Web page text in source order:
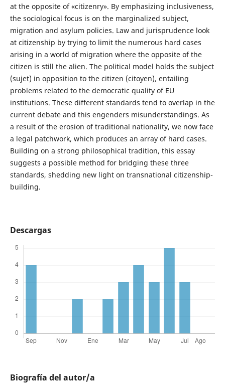
at the opposite of «citizenry». By emphasizing inclusiveness,
the sociological focus is on the marginalized subject,
migration and asylum policies. Law and jurisprudence look
at citizenship by trying to limit the numerous hard cases
arising in a world of migration where the opposite of the
citizen is still the alien. The political model holds the subject
(sujet) in opposition to the citizen (citoyen), entailing
problems related to the democratic quality of EU
institutions. These different standards tend to overlap in the
current debate and this engenders misunderstandings. As
a result of the erosion of traditional nationality, we now face
a legal patchwork, which produces an array of hard cases.
Building on a strong philosophical tradition, this essay
suggests a possible method for bridging these three
standards, shedding new light on transnational citizenship-
building.
Descargas
Biografía del autor/a